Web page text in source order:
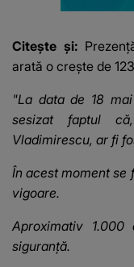
Citește și:
arată o crește de
"La data de 18
sesizat faptul
Vladimirescu, ar fi
În acest moment
vigoare.
Aproximativ 1.000
siguranță.